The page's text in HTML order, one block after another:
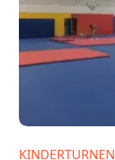
KINDERTURNEN